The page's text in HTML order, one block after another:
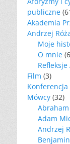
publiczne
Akademia
Andrzej
Moje
O mnie
Film (3)
Konferencja
Mówcy (32)
Adam
Andrzej